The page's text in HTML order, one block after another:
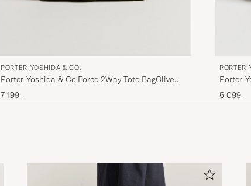
PORTER-YOSHIDA & CO.
Porter-Yoshida & Co.Force 2Way Tote BagOlive
Drab
7 199,-
Porter-
5 099,-